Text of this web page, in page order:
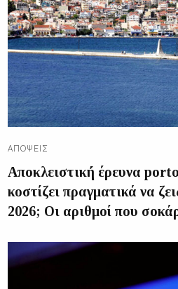
ΑΠΌΨΕΙΣ
Αποκλειστική έρευνα
κοστίζει πραγματικά να
2026; Οι αριθμοί που